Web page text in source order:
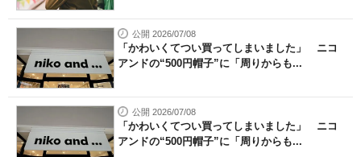
公開 2026/07/08
「かわいくてつい買ってしまいました」 ニコ
アンドの“500円帽子”に「周りからも...
公開 2026/07/08
「かわいくてつい買ってしまいました」 ニコ
アンドの“500円帽子”に「周りからも...